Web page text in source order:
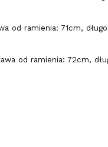
od ramienia: 71cm,
od ramienia: 72cm,